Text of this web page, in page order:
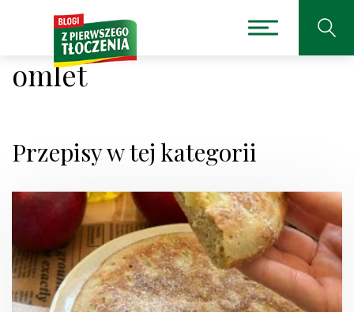
omlet
Przepisy w tej kategorii